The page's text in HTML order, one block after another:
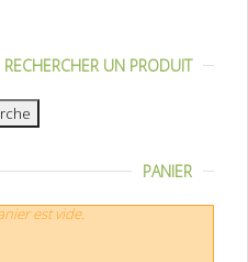
RECHERCHER UN PRODUIT
PANIER
est vide.